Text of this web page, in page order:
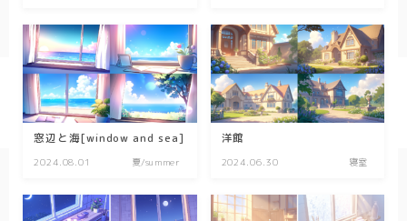
窓辺と海[window and sea]
2024.08.01 夏/summer
洋館
2024.06.30 寝室